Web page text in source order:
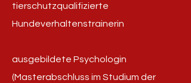
tierschutzqualifizierte
Hundeverhaltenstrainerin
ausgebildete Psychologin
(Masterabschluss im Studium der